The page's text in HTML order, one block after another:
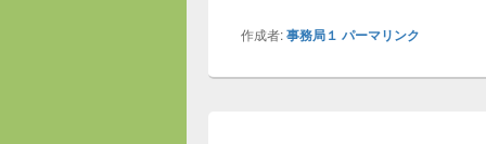
作成者:事務局１ パーマリンク